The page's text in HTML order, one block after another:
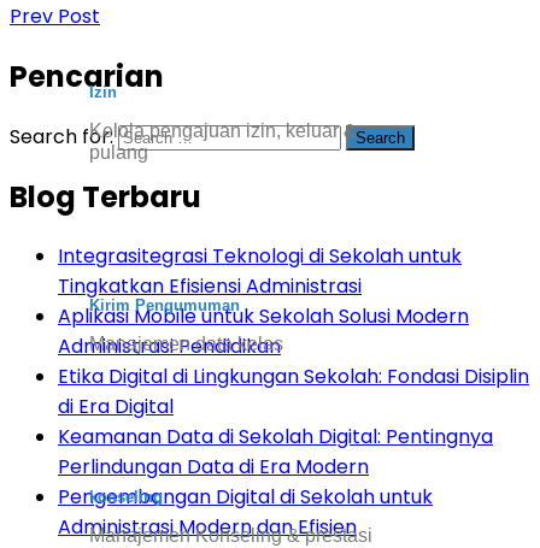
Izin
Kelola pengajuan izin, keluar &
pulang
Kirim Pengumuman
Manajemen data kelas
konseling
Manajemen Konseling & prestasi
Prev Post
Pencarian
Search for:
Blog Terbaru
Integrasitegrasi Teknologi di Sekolah untuk
Tingkatkan Efisiensi Administrasi
Aplikasi Mobile untuk Sekolah Solusi Modern
Administrasi Pendidikan
Etika Digital di Lingkungan Sekolah: Fondasi Disiplin
di Era Digital
Keamanan Data di Sekolah Digital: Pentingnya
Perlindungan Data di Era Modern
Pengembangan Digital di Sekolah untuk
Administrasi Modern dan Efisien